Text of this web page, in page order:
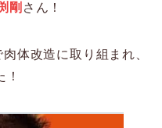
剛 さん！
体改造に取り組まれ、